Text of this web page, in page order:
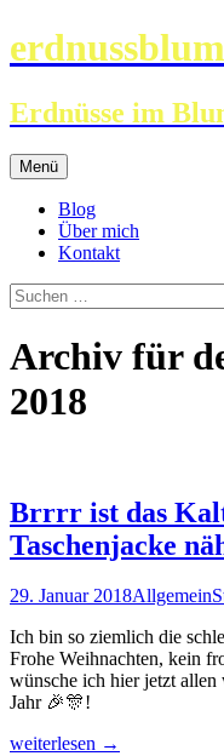
Erdnüsse im
Menü Zum
Inhalt
springen
Blog
Über mich
Kontakt
Suchen
nach:
Archiv für
2018
Brrrr ist das
Taschenjacke
29. Januar 2018Allgemein
Ich bin so ziemlich die
Frohe Weihnachten, kein
wünsche ich hier jetzt allen
Jahr 🎉🎊!
Brrrr
weiterlesen →